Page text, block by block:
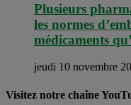
Plusieurs
les normes
médicaments
jeudi 10 novembre
Visitez notre chaîne